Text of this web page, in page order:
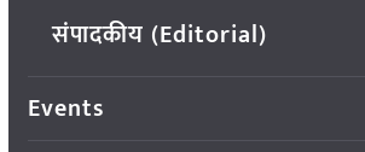
संपादकीय (Editorial)
Events